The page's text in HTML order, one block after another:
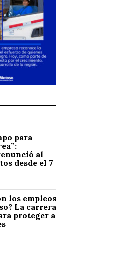
para
al
desde el 7
los empleos
La carrera
proteger a